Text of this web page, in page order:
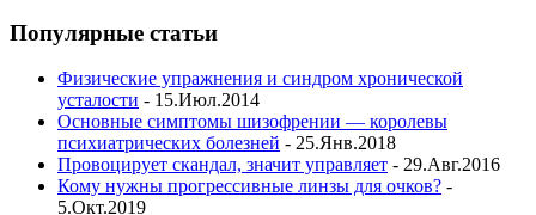
Популярные статьи
Физические упражнения и синдром хронической
усталости - 15.Июл.2014
Основные симптомы шизофрении — королевы
психиатрических болезней - 25.Янв.2018
Провоцирует скандал, значит управляет - 29.Авг.2016
Кому нужны прогрессивные линзы для очков? -
5.Окт.2019